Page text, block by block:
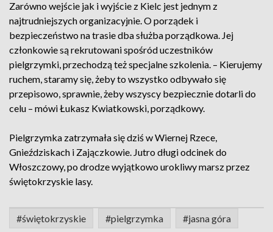
Zarówno wejście jak i wyjście z Kielc jest jednym z
najtrudniejszych organizacyjnie. O porządek i
bezpieczeństwo na trasie dba służba porządkowa. Jej
członkowie są rekrutowani spośród uczestników
pielgrzymki, przechodzą też specjalne szkolenia. – Kierujemy
ruchem, staramy się, żeby to wszystko odbywało się
przepisowo, sprawnie, żeby wszyscy bezpiecznie dotarli do
celu – mówi Łukasz Kwiatkowski, porządkowy.
Pielgrzymka zatrzymała się dziś w Wiernej Rzece,
Gnieździskach i Zajączkowie. Jutro długi odcinek do
Włoszczowy, po drodze wyjątkowo urokliwy marsz przez
świętokrzyskie lasy.
#świętokrzyskie #pielgrzymka #jasna góra